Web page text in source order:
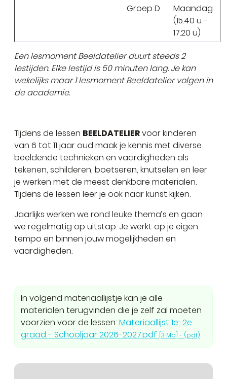
Groep D
Maandag
(15.40 u -
17.20 u)
Een lesmoment Beeldatelier duurt steeds 2
lestijden. Elke lestijd is 50 minuten lang. Je kan
wekelijks maar 1 lesmoment Beeldatelier volgen in
de academie.
Tijdens de lessen BEELDATELIERvoor kinderen
van 6 tot 11 jaar oud maak je kennis met diverse
beeldende technieken en vaardigheden als
tekenen, schilderen, boetseren, knutselen en leer
je werken met de meest denkbare materialen.
Tijdens de lessen leer je ook naar kunst kijken.
Jaarlijks werken we rond leuke thema’s en gaan
we regelmatig op uitstap. Je werkt op je eigen
tempo en binnen jouw mogelijkheden en
vaardigheden.
In volgend materiaallijstje kan je alle
materialen terugvinden die je zelf zal moeten
voorzien voor de lessen: Materiaallijst 1e-2e
graad - Schooljaar 2026-2027.pdf 3 Mb (pdf)
Stratenplan